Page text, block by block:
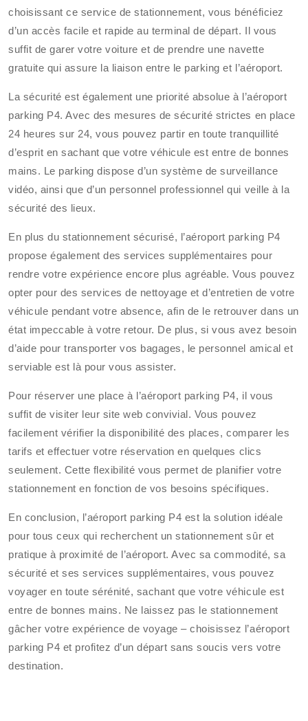
choisissant ce service de stationnement, vous bénéficiez
d’un accès facile et rapide au terminal de départ. Il vous
suffit de garer votre voiture et de prendre une navette
gratuite qui assure la liaison entre le parking et l’aéroport.
La sécurité est également une priorité absolue à l’aéroport
parking P4. Avec des mesures de sécurité strictes en place
24 heures sur 24, vous pouvez partir en toute tranquillité
d’esprit en sachant que votre véhicule est entre de bonnes
mains. Le parking dispose d’un système de surveillance
vidéo, ainsi que d’un personnel professionnel qui veille à la
sécurité des lieux.
En plus du stationnement sécurisé, l’aéroport parking P4
propose également des services supplémentaires pour
rendre votre expérience encore plus agréable. Vous pouvez
opter pour des services de nettoyage et d’entretien de votre
véhicule pendant votre absence, afin de le retrouver dans un
état impeccable à votre retour. De plus, si vous avez besoin
d’aide pour transporter vos bagages, le personnel amical et
serviable est là pour vous assister.
Pour réserver une place à l’aéroport parking P4, il vous
suffit de visiter leur site web convivial. Vous pouvez
facilement vérifier la disponibilité des places, comparer les
tarifs et effectuer votre réservation en quelques clics
seulement. Cette flexibilité vous permet de planifier votre
stationnement en fonction de vos besoins spécifiques.
En conclusion, l’aéroport parking P4 est la solution idéale
pour tous ceux qui recherchent un stationnement sûr et
pratique à proximité de l’aéroport. Avec sa commodité, sa
sécurité et ses services supplémentaires, vous pouvez
voyager en toute sérénité, sachant que votre véhicule est
entre de bonnes mains. Ne laissez pas le stationnement
gâcher votre expérience de voyage – choisissez l’aéroport
parking P4 et profitez d’un départ sans soucis vers votre
destination.